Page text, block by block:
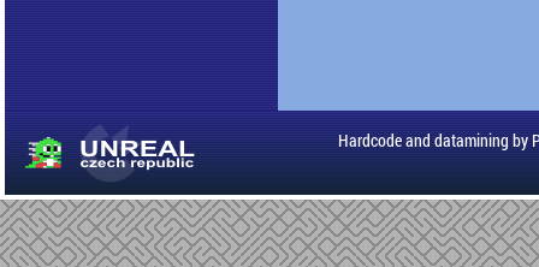
Hardcode and datamining by